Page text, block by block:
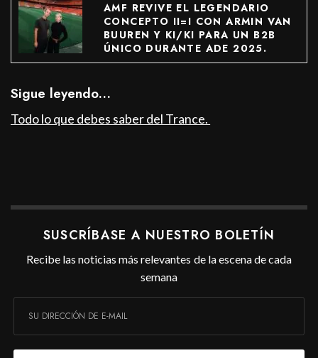
AMF REVIVE EL LEGENDARIO
CONCEPTO II=I CON ARMIN VAN
BUUREN Y KI/KI PARA UN B2B
ÚNICO DURANTE ADE 2025.
Sigue leyendo…
Todo lo que debes saber del Trance.
SUSCRÍBASE A NUESTRO BOLETÍN
Recibe las noticias más relevantes de la escena de cada
semana